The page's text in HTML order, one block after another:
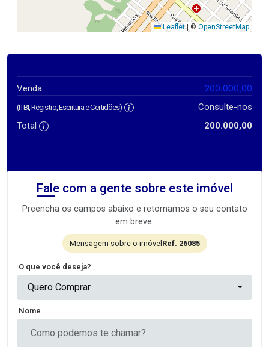
Leaflet | © OpenStreetMap
Venda 200.000,00
(ITBI, Registro, Escritura e Certidões)
Consulte-nos
Total
200.000,00
Fale com a gente sobre este imóvel
Preencha os campos abaixo e retornamos o seu contato
em breve.
Mensagem sobre o imóvel Ref. 26085
O que você deseja?
Quero Comprar
Nome